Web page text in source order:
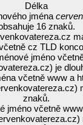
Délka
jména
16 znaků.
cz TLD
jméno
je
včetně www a
znaků.
jméno včetně